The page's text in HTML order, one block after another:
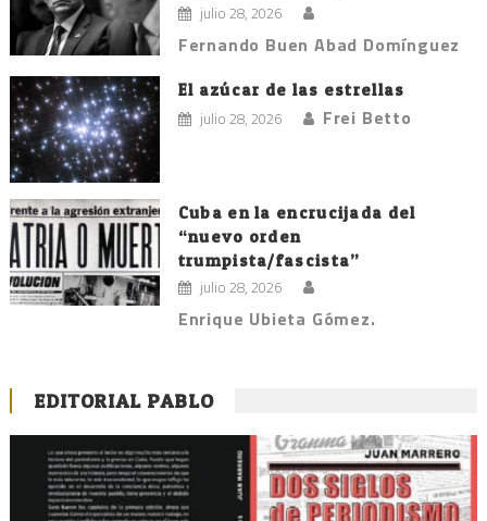
julio 28, 2026
Fernando Buen Abad Domínguez
El azúcar de las estrellas
julio 28, 2026 Frei Betto
Cuba en la encrucijada del
“nuevo orden
trumpista/fascista”
julio 28, 2026
Enrique Ubieta Gómez.
EDITORIAL PABLO